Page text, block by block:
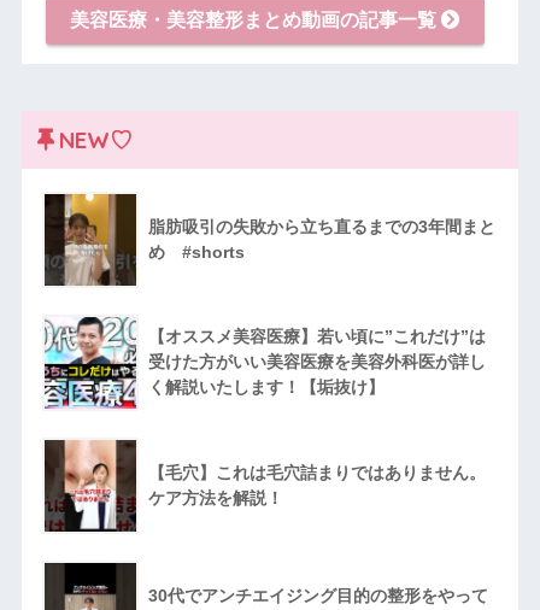
美容医療・美容整形まとめ動画の記事一覧
NEW♡
脂肪吸引の失敗から立ち直るまでの3年間まと
め #shorts
【オススメ美容医療】若い頃に”これだけ”は
受けた方がいい美容医療を美容外科医が詳し
く解説いたします！【垢抜け】
【毛穴】これは毛穴詰まりではありません。
ケア方法を解説！
30代でアンチエイジング目的の整形をやって